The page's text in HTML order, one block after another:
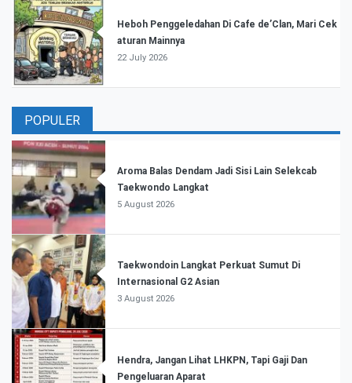
Heboh Penggeledahan Di Cafe de’Clan, Mari Cek
aturan Mainnya
22 July 2026
POPULER
Aroma Balas Dendam Jadi Sisi Lain Selekcab
Taekwondo Langkat
5 August 2026
Taekwondoin Langkat Perkuat Sumut Di
Internasional G2 Asian
3 August 2026
Hendra, Jangan Lihat LHKPN, Tapi Gaji Dan
Pengeluaran Aparat